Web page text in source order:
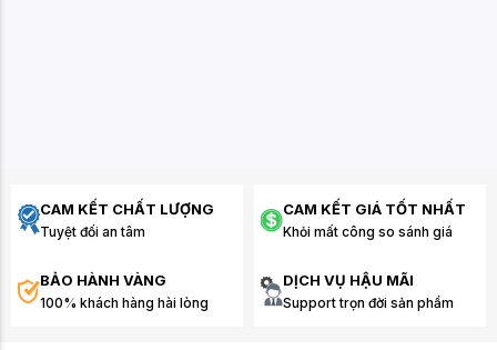
CAM KẾT CHẤT LƯỢNG
Tuyệt đối an tâm
CAM KẾT GIÁ TỐT NHẤT
Khỏi mất công so sánh giá
BẢO HÀNH VÀNG
100% khách hàng hài lòng
DỊCH VỤ HẬU MÃI
Support trọn đời sản phẩm